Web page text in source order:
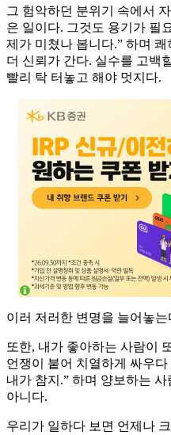
그 험악하던 분위기 속에서
은 일이다. 그것도 용기가 필
제가 미쳤나 봅니다.” 하며
더 신뢰가 간다. 실수를 고백
빨리 탁 터놓고 해야 멋지다.
이러 저러한 변명을 늘어놓
또한, 내가 좋아하는 사람이
언쟁이 붙어 치열하게 싸우
내가 참지.” 하며 양보하는
아니다.
우리가 일하다 보면 언제나